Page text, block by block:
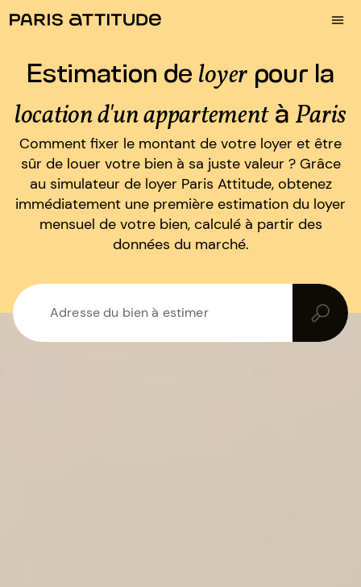
Estimation de loyer pour la
location d'un appartementà Paris
Comment fixer le montant de votre loyer et être
sûr de louer votre bien à sa juste valeur ? Grâce
au simulateur de loyer Paris Attitude, obtenez
immédiatement une première estimation du loyer
mensuel de votre bien, calculé à partir des
données du marché.
Adresse du bien à estimer